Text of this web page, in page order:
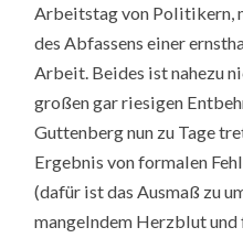
Arbeitstag von Politikern,
des Abfassens einer
Arbeit. Beides ist nahezu
großen gar riesigen
Guttenberg nun zu Tage
Ergebnis von formalen
(dafür ist das Ausmaß zu
mangelndem Herzblut